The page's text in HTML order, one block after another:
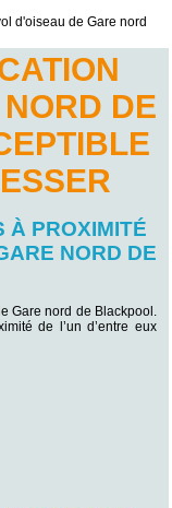
d'oiseau de Gare nord
DE
À PROXIMITÉ
NORD DE
Gare nord de Blackpool.
de l’un d’entre eux